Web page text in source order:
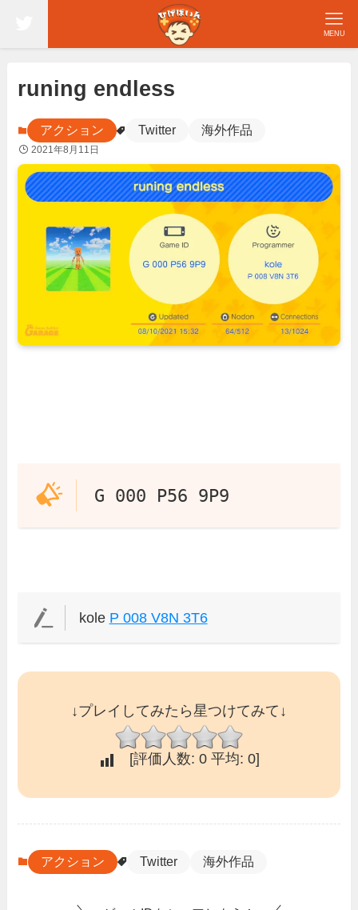
MENU
runing endless
アクション Twitter 海外作品
2021年8月11日
G 000 P56 9P9
kole P 008 V8N 3T6
↓プレイしてみたら星つけてみて↓
[評価人数: 0平均: 0]
アクション Twitter 海外作品